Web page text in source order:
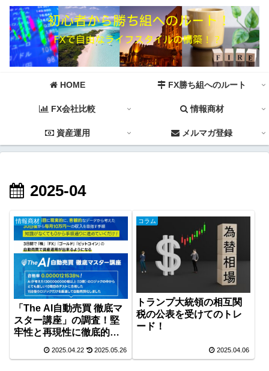
HOME FX勝ち組へのルート
FX会社比較 情報商材
資産運用 メルマガ登録
2025-04
情報商材
「The AI自動売買 徹底マ
スター講座」の調査！堅
牢性と再現性に徹底的に
のEA！
2025.04.22 2025.05.26
コラム
トランプ大統領の相互関
税の公表を受けてのトレ
ード！
2025.04.06